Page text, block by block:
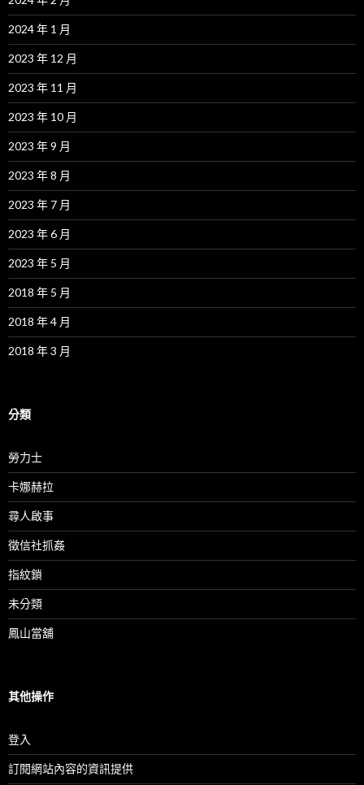
2024 年 1 月
2023 年 12 月
2023 年 11 月
2023 年 10 月
2023 年 9 月
2023 年 8 月
2023 年 7 月
2023 年 6 月
2023 年 5 月
2018 年 5 月
2018 年 4 月
2018 年 3 月
分類
勞力士
卡娜赫拉
尋人啟事
徵信社抓姦
指紋鎖
未分類
鳳山當舖
其他操作
登入
訂閱網站內容的資訊提供